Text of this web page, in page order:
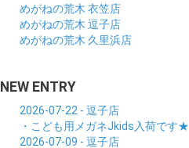
めがねの荒木 衣笠店
めがねの荒木 逗子店
めがねの荒木 久里浜店
NEW ENTRY
2026-07-22 - 逗子店
・こども用メガネJkids入荷です★
2026-07-09 - 逗子店